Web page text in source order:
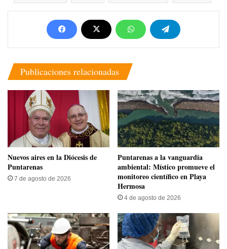
Publicaciones relacionadas
​Nuevos aires en la Diócesis de
Puntarenas
7 de agosto de 2026
​Puntarenas a la vanguardia
ambiental: Místico promueve el
monitoreo científico en Playa
Hermosa
4 de agosto de 2026